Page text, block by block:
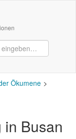
Ökumene
in Busan